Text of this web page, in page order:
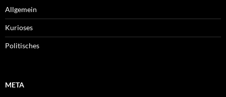
Allgemein
Kurioses
Politisches
META